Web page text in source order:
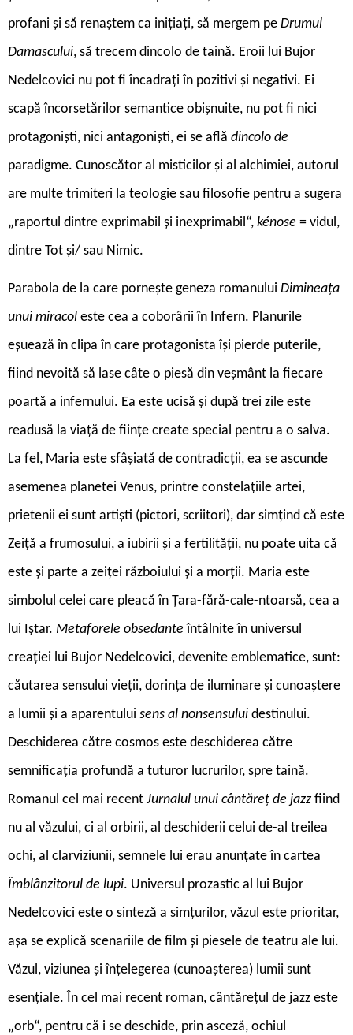
profani și să renaștem ca inițiați, să mergem pe Drumul
Damascului, să trecem dincolo de taină. Eroii lui Bujor
Nedelcovici nu pot fi încadrați în pozitivi și negativi. Ei
scapă încorsetărilor semantice obișnuite, nu pot fi nici
protagoniști, nici antagoniști, ei se află dincolo de
paradigme. Cunoscător al misticilor și al alchimiei, autorul
are multe trimiteri la teologie sau filosofie pentru a sugera
„raportul dintre exprimabil și inexprimabil“, kénose = vidul,
dintre Tot și/ sau Nimic.
Parabola de la care pornește geneza romanului Dimineața
unui miracol este cea a coborârii în Infern. Planurile
eșuează în clipa în care protagonista își pierde puterile,
fiind nevoită să lase câte o piesă din veșmânt la fiecare
poartă a infernului. Ea este ucisă și după trei zile este
readusă la viață de ființe create special pentru a o salva.
La fel, Maria este sfâșiată de contradicții, ea se ascunde
asemenea planetei Venus, printre constelațiile artei,
prietenii ei sunt artiști (pictori, scriitori), dar simțind că este
Zeiță a frumosului, a iubirii și a fertilității, nu poate uita că
este și parte a zeiței războiului și a morții. Maria este
simbolul celei care pleacă în Țara-fără-cale-ntoarsă, cea a
lui Iștar. Metaforele obsedanteîntâlnite în universul
creației lui Bujor Nedelcovici, devenite emblematice, sunt:
căutarea sensului vieții, dorința de iluminare și cunoaștere
a lumii și a aparentului sens al nonsensului destinului.
Deschiderea către cosmos este deschiderea către
semnificația profundă a tuturor lucrurilor, spre taină.
Romanul cel mai recent Jurnalul unui cântăreț de jazz fiind
nu al văzului, ci al orbirii, al deschiderii celui de-al treilea
ochi, al clarviziunii, semnele lui erau anunțate în cartea
Îmblânzitorul de lupi. Universul prozastic al lui Bujor
Nedelcovici este o sinteză a simțurilor, văzul este prioritar,
așa se explică scenariile de film și piesele de teatru ale lui.
Văzul, viziunea și înțelegerea (cunoașterea) lumii sunt
esențiale. În cel mai recent roman, cântărețul de jazz este
„orb“, pentru că i se deschide, prin asceză, ochiul